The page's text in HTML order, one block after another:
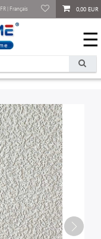
0,00 EUR
FR | Français
☰